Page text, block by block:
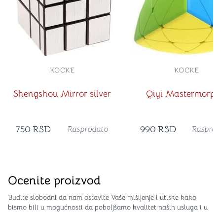
Shengshou Mirror silver
KOCKE
750 RSD Rasprodato
Qiyi
KOCKE
990 RSD
Ocenite proizvod
Budite slobodni da nam ostavite Vaše mišljenje i utiske kako
bismo bili u mogućnosti da poboljšamo kvalitet naših usluga i u